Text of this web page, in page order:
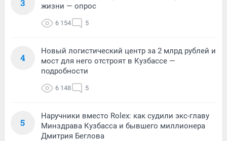
3
жизни — опрос
6 154 5
4
Новый логистический центр за 2 млрд рублей и
мост для него отстроят в Кузбассе —
подробности
6 148 5
5
Наручники вместо Rolex: как судили экс-главу
Минздрава Кузбасса и бывшего миллионера
Дмитрия Беглова